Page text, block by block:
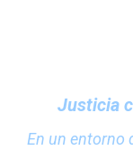
Justicia
En un entorno